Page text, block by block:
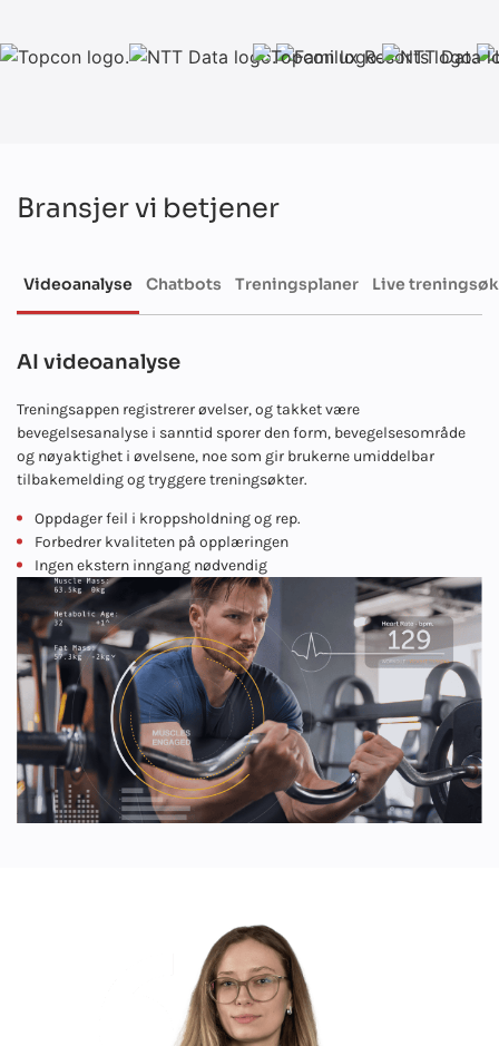
Bransjer vi betjener
Videoanalyse Chatbots Treningsplaner Live
AI videoanalyse
Treningsappen registrerer øvelser, og takket være
bevegelsesanalyse i sanntid sporer den form, bevegelsesområde
og nøyaktighet i øvelsene, noe som gir brukerne umiddelbar
tilbakemelding og tryggere treningsøkter.
Oppdager feil i kroppsholdning og rep.
Forbedrer kvaliteten på opplæringen
Ingen ekstern inngang nødvendig